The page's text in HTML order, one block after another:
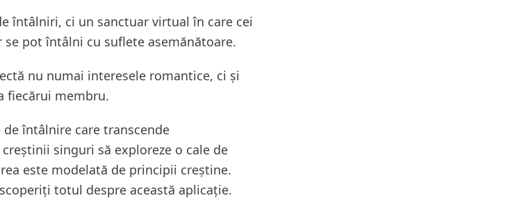
întâlniri, ci un sanctuar virtual în care cei
pot întâlni cu suflete asemănătoare.
nu numai interesele romantice, ci și
fiecărui membru.
întâlnire care transcende
singuri să exploreze o cale de
este modelată de principii creștine.
totul despre această aplicație.